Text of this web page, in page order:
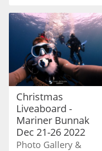
Christmas
Liveaboard -
Mariner Bunnak
Dec 21-26 2022
Photo Gallery &